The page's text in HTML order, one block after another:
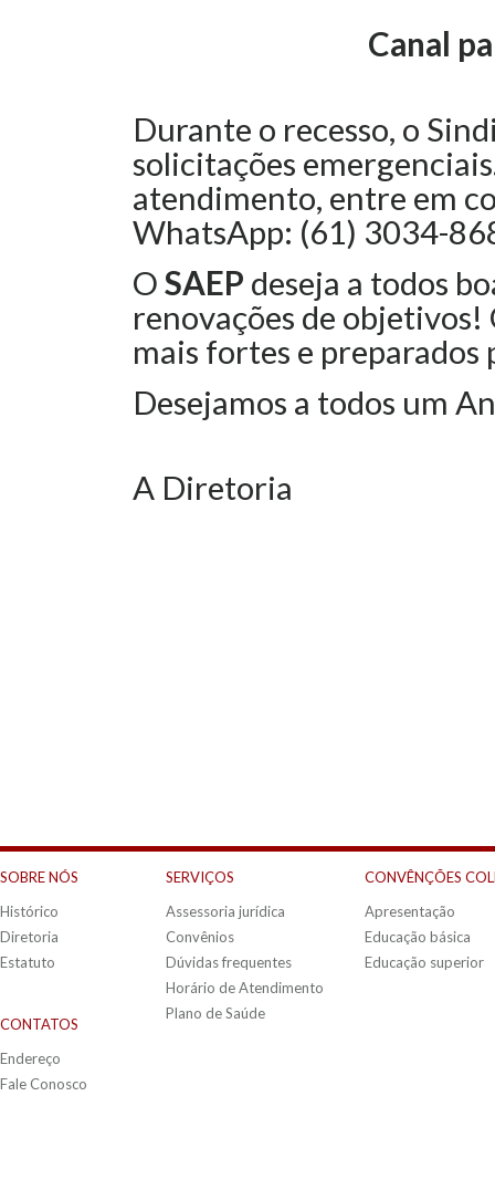
Canal
Durante o recesso, o
solicitações
atendimento, entre em
WhatsApp: (61) 3034-
O SAEP deseja a todos
renovações de
mais fortes e preparados
Desejamos a todos um
A Diretoria
SOBRE NÓS
Histórico
Diretoria
Estatuto
CONTATOS
Endereço
Fale Conosco
SERVIÇOS
Assessoria jurídica
Convênios
Dúvidas frequentes
Horário de Atendimento
Plano de Saúde
CONVÊNÇÕES
Apresentação
Educação básica
Educação superior